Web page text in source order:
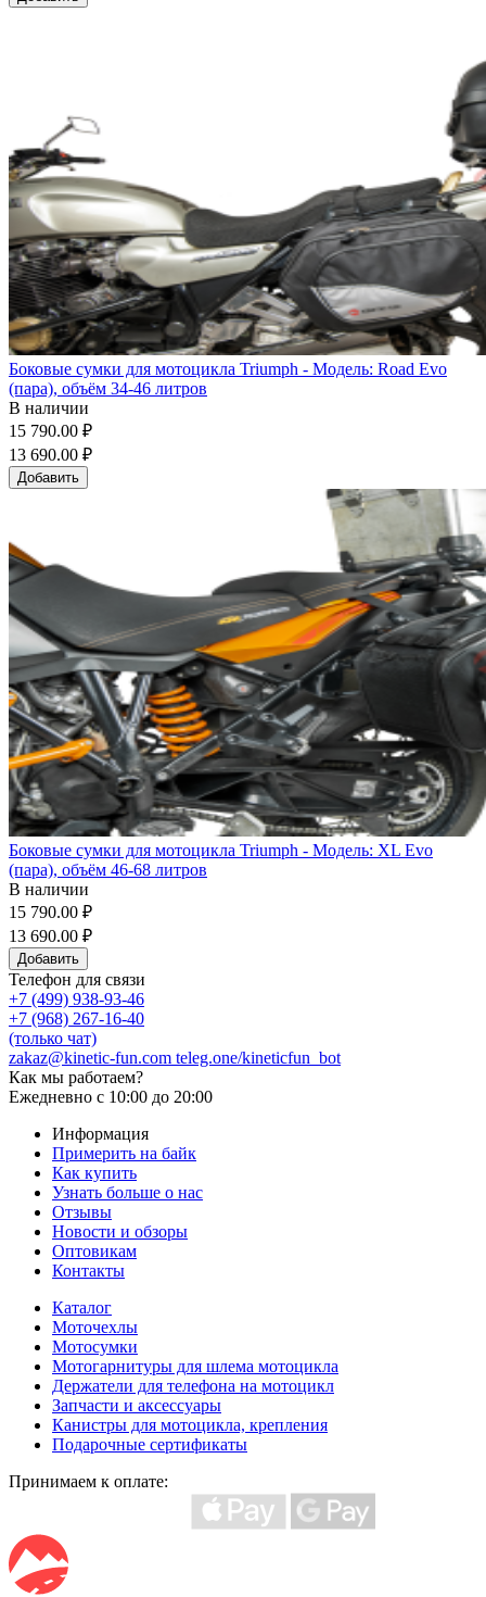
Боковые сумки для мотоцикла Triumph - Модель: Road Evo
(пара), объём 34-46 литров
В наличии
15 790.00 ₽
13 690.00 ₽
Добавить
Боковые сумки для мотоцикла Triumph - Модель: XL Evo
(пара), объём 46-68 литров
В наличии
15 790.00 ₽
13 690.00 ₽
Добавить
Телефон для связи
+7 (499) 938-93-46
+7 (968) 267-16-40
(только чат)
zakaz@kinetic-fun.com teleg.one/kineticfun_bot
Как мы работаем?
Ежедневно с 10:00 до 20:00
Информация
Примерить на байк
Как купить
Узнать больше о нас
Отзывы
Новости и обзоры
Оптовикам
Контакты
Каталог
Моточехлы
Мотосумки
Мотогарнитуры для шлема мотоцикла
Держатели для телефона на мотоцикл
Запчасти и аксессуары
Канистры для мотоцикла, крепления
Подарочные сертификаты
Принимаем к оплате: